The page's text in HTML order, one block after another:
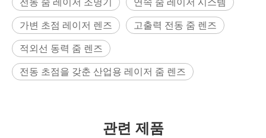
가변 초점 레이저 렌즈
고출력 전동 줌 렌즈
적외선 동력 줌 렌즈
전동 초점을 갖춘 산업용 레이저 줌 렌즈
관련 제품